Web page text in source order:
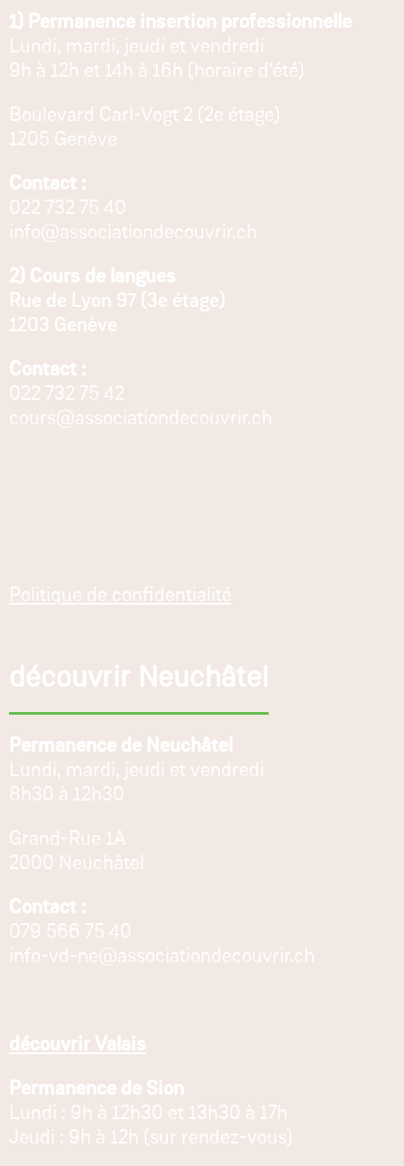
1) Permanence insertion professionnelle
Lundi, mardi, jeudi et vendredi
9h à 12h et 14h à 16h (horaire d’été)
Boulevard Carl-Vogt 2 (2e étage)
1205 Genève
Contact :
022 732 75 40
info@associationdecouvrir.ch
2) Cours de langues
Rue de Lyon 97 (3e étage)
1203 Genève
Contact :
022 732 75 42
cours@associationdecouvrir.ch
Politique de confidentialité
découvrir Neuchâtel
Permanence de Neuchâtel
Lundi, mardi, jeudi et vendredi
8h30 à 12h30
Grand-Rue 1A
2000 Neuchâtel
Contact :
079 566 75 40
info-vd-ne@associationdecouvrir.ch
découvrir Valais
Permanence de Sion
Lundi : 9h à 12h30 et 13h30 à 17h
Jeudi : 9h à 12h (sur rendez-vous)